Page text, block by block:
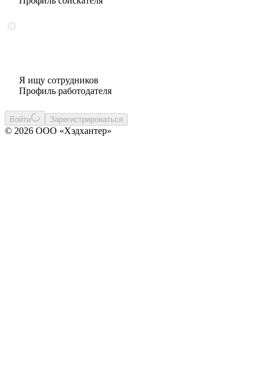
Я ищу сотрудников
Профиль работодателя
Войти Зарегистрироваться
© 2026 ООО «Хэдхантер»